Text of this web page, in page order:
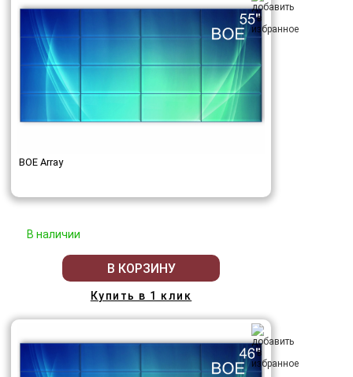
BOE Array
В наличии
В КОРЗИНУ
Купить в 1 клик